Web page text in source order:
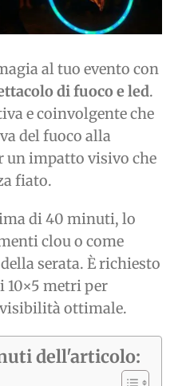
al tuo evento con
di fuoco e led.
e coinvolgente che
del fuoco alla
un impatto visivo che
fiato.
di 40 minuti, lo
clou o come
serata. È richiesto
10×5 metri per
ottimale.
dell'articolo: